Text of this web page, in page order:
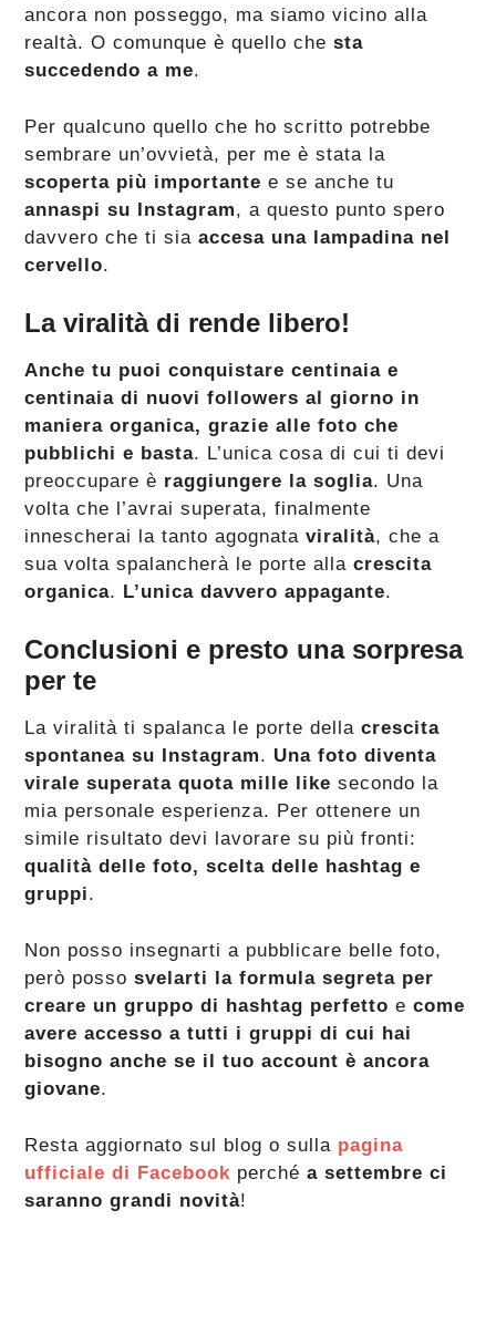
ancora non posseggo, ma siamo vicino alla
realtà. O comunque è quello chesta
succedendo a me.
Per qualcuno quello che ho scritto potrebbe
sembrare un’ovvietà, per me è stata la
scoperta più importante e se anche tu
annaspi su Instagram, a questo punto spero
davvero che ti sia accesa una lampadina nel
cervello.
La viralità di rende libero!
Anche tu puoi conquistare centinaia e
centinaia di nuovi followers al giorno in
maniera organica, grazie alle foto che
pubblichi e basta. L’unica cosa di cui ti devi
preoccupare è raggiungere la soglia. Una
volta che l’avrai superata, finalmente
innescherai la tanto agognata viralità, che a
sua volta spalancherà le porte allacrescita
organica. L’unica davvero appagante.
Conclusioni e presto una sorpresa
per te
La viralità ti spalanca le porte dellacrescita
spontanea su Instagram. Una foto diventa
virale superata quota mille like secondo la
mia personale esperienza. Per ottenere un
simile risultato devi lavorare su più fronti:
qualità delle foto, scelta delle hashtag e
gruppi.
Non posso insegnarti a pubblicare belle foto,
però possosvelarti la formula segreta per
creare un gruppo di hashtag perfetto ecome
avere accesso a tutti i gruppi di cui hai
bisogno anche se il tuo account è ancora
giovane.
Resta aggiornato sul blog o sulla pagina
ufficiale di Facebook perchéa settembre ci
saranno grandi novità!